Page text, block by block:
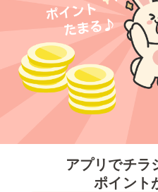
アプリでチラ
ポイント